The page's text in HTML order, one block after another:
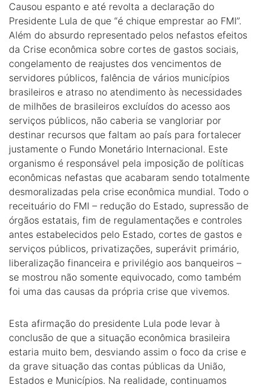
Causou espanto e até revolta a declaração do
Presidente Lula de que “é chique emprestar ao FMI”.
Além do absurdo representado pelos nefastos efeitos
da Crise econômica sobre cortes de gastos sociais,
congelamento de reajustes dos vencimentos de
servidores públicos, falência de vários municípios
brasileiros e atraso no atendimento às necessidades
de milhões de brasileiros excluídos do acesso aos
serviços públicos, não caberia se vangloriar por
destinar recursos que faltam ao país para fortalecer
justamente o Fundo Monetário Internacional. Este
organismo é responsável pela imposição de políticas
econômicas nefastas que acabaram sendo totalmente
desmoralizadas pela crise econômica mundial. Todo o
receituário do FMI – redução do Estado, supressão de
órgãos estatais, fim de regulamentações e controles
antes estabelecidos pelo Estado, cortes de gastos e
serviços públicos, privatizações, superávit primário,
liberalização financeira e privilégio aos banqueiros –
se mostrou não somente equivocado, como também
foi uma das causas da própria crise que vivemos.
Esta afirmação do presidente Lula pode levar à
conclusão de que a situação econômica brasileira
estaria muito bem, desviando assim o foco da crise e
da grave situação das contas públicas da União,
Estados e Municípios. Na realidade, continuamos